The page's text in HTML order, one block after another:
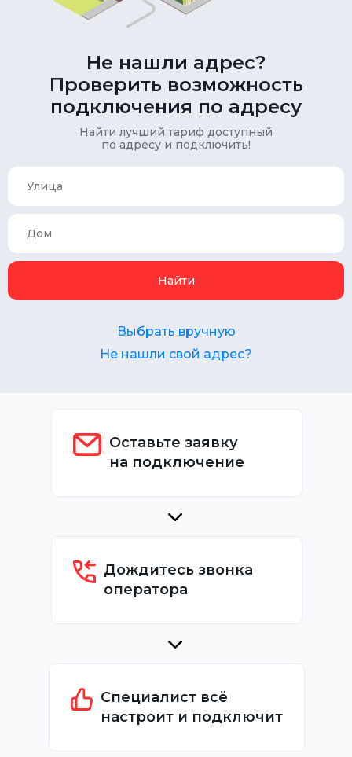
Не нашли адрес?
Проверить возможность
подключения по адресу
Найти лучший тариф доступный
по адресу и подключить!
Найти
Выбрать вручную
Не нашли свой адрес?
Оставьте заявку
на подключение
Дождитесь звонка
оператора
Специалист всё
настроит и подключит